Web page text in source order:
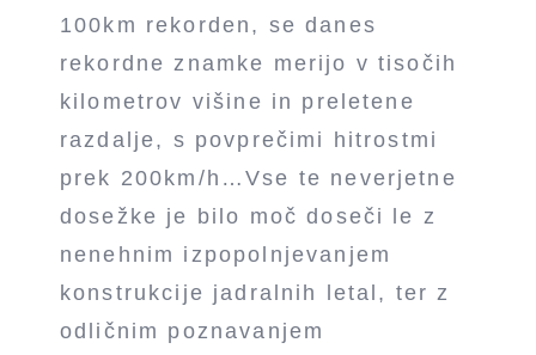
100km rekorden, se danes
rekordne znamke merijo v tisočih
kilometrov višine in preletene
razdalje, s povprečimi hitrostmi
prek 200km/h…Vse te neverjetne
dosežke je bilo moč doseči le z
nenehnim izpopolnjevanjem
konstrukcije jadralnih letal, ter z
odličnim poznavanjem